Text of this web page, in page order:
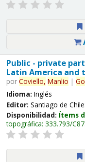
Public - private
Latin America and
por Coviello, Manlio |
Idioma: Inglés
Editor: Santiago de
Disponibilidad: Ítems
topográfica: 333.793/